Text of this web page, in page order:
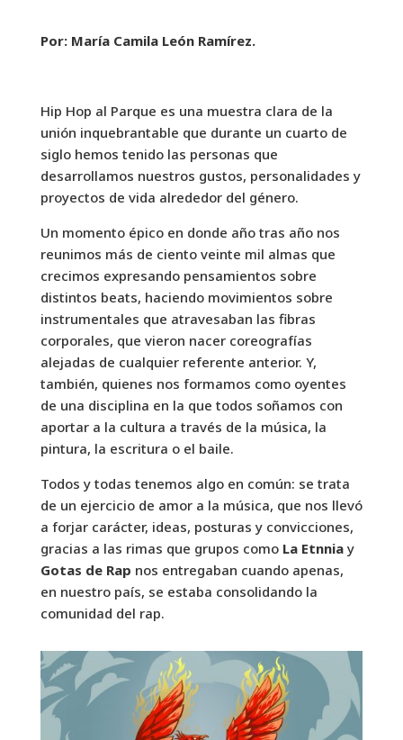
Por: María Camila León Ramírez.
Hip Hop al Parque es una muestra clara de la
unión inquebrantable que durante un cuarto de
siglo hemos tenido las personas que
desarrollamos nuestros gustos, personalidades y
proyectos de vida alrededor del género.
Un momento épico en donde año tras año nos
reunimos más de ciento veinte mil almas que
crecimos expresando pensamientos sobre
distintos beats, haciendo movimientos sobre
instrumentales que atravesaban las fibras
corporales, que vieron nacer coreografías
alejadas de cualquier referente anterior. Y,
también, quienes nos formamos como oyentes
de una disciplina en la que todos soñamos con
aportar a la cultura a través de la música, la
pintura, la escritura o el baile.
Todos y todas tenemos algo en común: se trata
de un ejercicio de amor a la música, que nos llevó
a forjar carácter, ideas, posturas y convicciones,
gracias a las rimas que grupos como La Etnniay
Gotas de Rap nos entregaban cuando apenas,
en nuestro país, se estaba consolidando la
comunidad del rap.